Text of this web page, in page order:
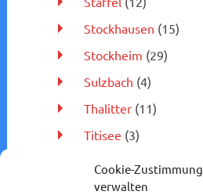
Cookie-Zustimmung
verwalten
Stockhausen (15)
Stockheim (29)
Sulzbach (4)
Thalitter(11)
Titisee (3)
Todenhausen (6)
Trais-Horloff